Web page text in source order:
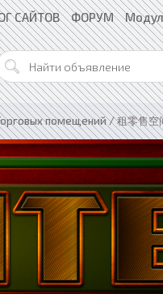
САЙТОВ ФОРУМ
помещений / 租零售